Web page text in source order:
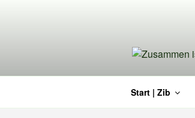
Start | Zib